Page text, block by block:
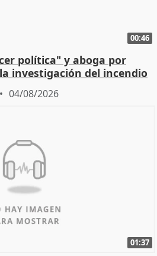
00:46
política" y aboga por
investigación del incendio
04/08/2026
01:37